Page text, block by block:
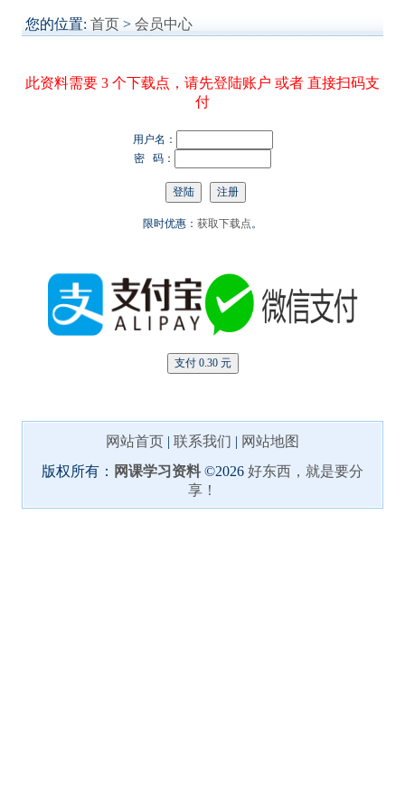
您的位置: 首页 > 会员中心
此资料需要 3 个下载点，请先登陆账户 或者 直接扫码支
付
用户名：
密 码：
限时优惠： 获取下载点。
网站首页 | 联系我们 | 网站地图
版权所有： 网课学习资料©2026 好东西，就是要分
享！